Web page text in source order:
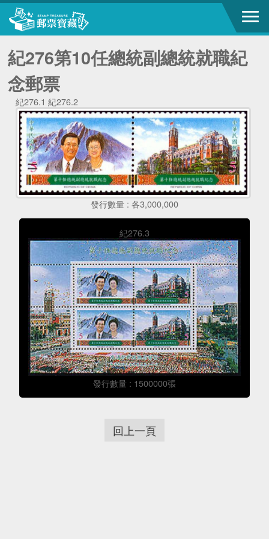
紀276第10任總統副總統就職紀
念郵票
紀276.1 紀276.2
發行數量 : 各3,000,000
紀276.3
發行數量 : 1500000張
回上一頁